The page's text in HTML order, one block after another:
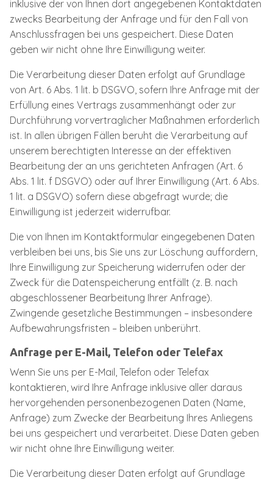
inklusive der von Ihnen dort angegebenen Kontaktdaten
zwecks Bearbeitung der Anfrage und für den Fall von
Anschlussfragen bei uns gespeichert. Diese Daten
geben wir nicht ohne Ihre Einwilligung weiter.
Die Verarbeitung dieser Daten erfolgt auf Grundlage
von Art. 6 Abs. 1 lit. b DSGVO, sofern Ihre Anfrage mit der
Erfüllung eines Vertrags zusammenhängt oder zur
Durchführung vorvertraglicher Maßnahmen erforderlich
ist. In allen übrigen Fällen beruht die Verarbeitung auf
unserem berechtigten Interesse an der effektiven
Bearbeitung der an uns gerichteten Anfragen (Art. 6
Abs. 1 lit. f DSGVO) oder auf Ihrer Einwilligung (Art. 6 Abs.
1 lit. a DSGVO) sofern diese abgefragt wurde; die
Einwilligung ist jederzeit widerrufbar.
Die von Ihnen im Kontaktformular eingegebenen Daten
verbleiben bei uns, bis Sie uns zur Löschung auffordern,
Ihre Einwilligung zur Speicherung widerrufen oder der
Zweck für die Datenspeicherung entfällt (z. B. nach
abgeschlossener Bearbeitung Ihrer Anfrage).
Zwingende gesetzliche Bestimmungen – insbesondere
Aufbewahrungsfristen – bleiben unberührt.
Anfrage per E-Mail, Telefon oder Telefax
Wenn Sie uns per E-Mail, Telefon oder Telefax
kontaktieren, wird Ihre Anfrage inklusive aller daraus
hervorgehenden personenbezogenen Daten (Name,
Anfrage) zum Zwecke der Bearbeitung Ihres Anliegens
bei uns gespeichert und verarbeitet. Diese Daten geben
wir nicht ohne Ihre Einwilligung weiter.
Die Verarbeitung dieser Daten erfolgt auf Grundlage